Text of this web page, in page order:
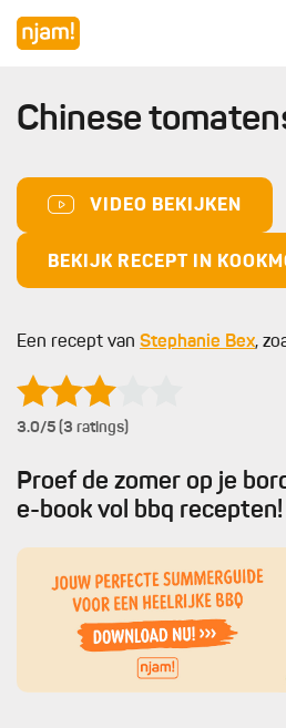
Chinese
VIDEO BEKIJKEN
BEKIJK RECEPT IN
Een recept van Stephanie Bex,
3.0/5 (3 ratings)
Proef de zomer op je
e-book vol bbq recepten!